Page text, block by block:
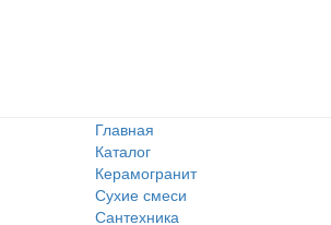
Главная
Каталог
Керамогранит
Сухие смеси
Сантехника